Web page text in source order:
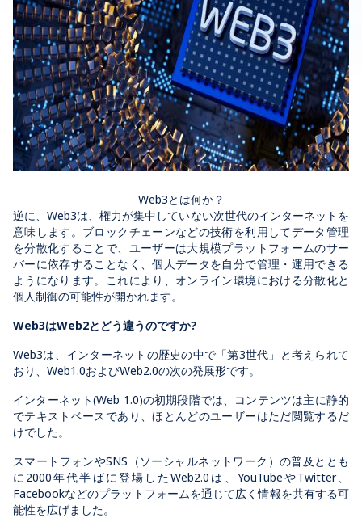
Web3とは何か？
逆に、Web3は、権力が集中していない次世代のインターネットを
意味します。ブロックチェーンなどの技術を利用してデータ管理
を分散化することで、ユーザーは大規模プラットフォームのサー
バーに依存することなく、個人データを自分で管理・運用できる
ようになります。これにより、オンライン環境における分散化と
個人制御の可能性が開かれます。
Web3はWeb2とどう違うのですか?
Web3は、インターネットの歴史の中で「第3世代」と考えられて
おり、Web1.0およびWeb2.0の次の発展形です。
インターネット(Web 1.0)の初期段階では、コンテンツは主に静的
でテキストベースであり、ほとんどのユーザーはただ閲覧するだ
けでした。
スマートフォンやSNS（ソーシャルネットワーク）の普及ととも
に2000年代半ばに登場したWeb2.0は、YouTubeやTwitter、
Facebookなどのプラットフォームを通じて広く情報を共有する可
能性を広げました。